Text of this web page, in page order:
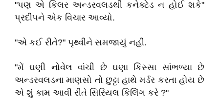
"પણ એ કિલર અન્ડરવલડથી કનેક્ટેડ ન હોઈ શકે"
પ્રદીપને એક વિચાર આવ્યો.
"એ કઈ રીતે?" પૃથ્વીને સમજાયું નહીં.
"મેં ઘણી નોવેલ વાંચી છે ઘણા કિસ્સા સાંભળ્યા છે
અન્ડરવલડના માણસો તો છુટ્ટા હાથે મર્ડર કરતા હોય છે
એ શું કામ આવી રીતે સિરિયલ કિલિંગ કરે ?"